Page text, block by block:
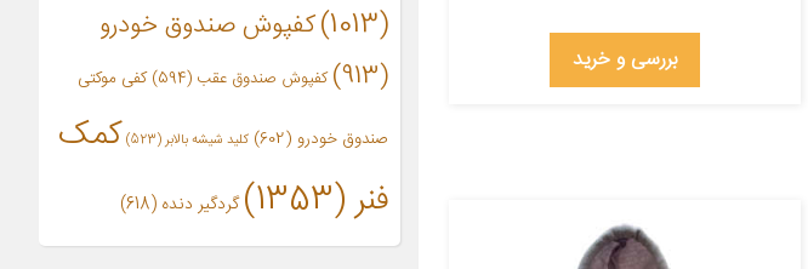
بررسی و خرید
(1013)
کفپوش صندوق خودرو
(913)
کفپوش صندوق عقب (594) کفی موکتی
صندوق خودرو (602) کلید شیشه بالابر(523)
کمک
فنر(1353) گردگیر دنده (618)